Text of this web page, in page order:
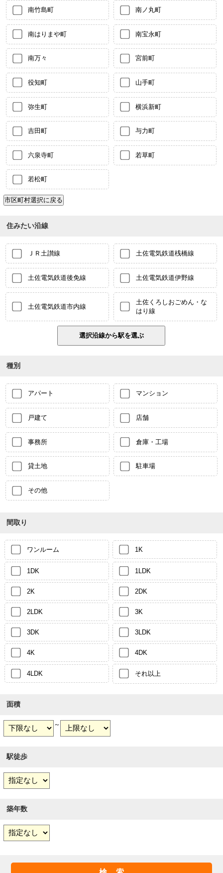
南竹島町 南ノ丸町
南はりまや町 南宝永町
南万々 宮前町
役知町 山手町
弥生町 横浜新町
吉田町 与力町
六泉寺町 若草町
若松町
住みたい沿線
ＪＲ土讃線 土佐電気鉄道桟橋線
土佐電気鉄道後免線 土佐電気鉄道伊野線
土佐電気鉄道市内線
土佐くろしおごめん・な
はり線
種別
アパート マンション
戸建て 店舗
事務所 倉庫・工場
貸土地 駐車場
その他
間取り
ワンルーム 1K
1DK 1LDK
2K 2DK
2LDK 3K
3DK 3LDK
4K 4DK
4LDK それ以上
面積
～
駅徒歩
築年数